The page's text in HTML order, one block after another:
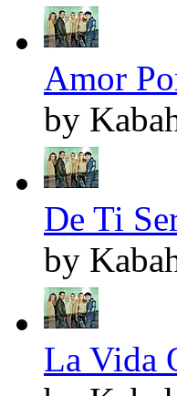
Amor
by
De Ti
by
La Vida